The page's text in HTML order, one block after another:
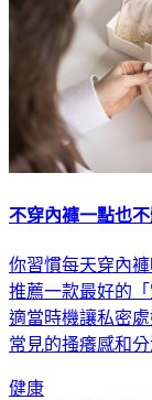
不穿內褲一點也
你習慣每天穿內
推薦一款最好的
適當時機讓私密
常見的搔癢感和
健康